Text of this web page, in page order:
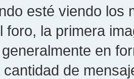
esté viendo los
foro, la primera
en
cantidad de